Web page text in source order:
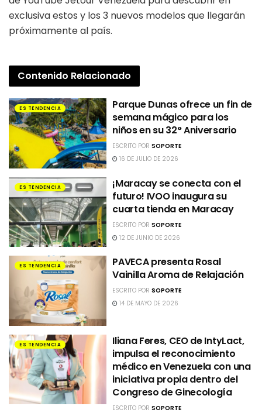
exclusiva estos y los 3 nuevos modelos que llegarán
próximamente al país.
Contenido Relacionado
ES TENDENCIA
Parque Dunas ofrece un fin de
semana mágico para los
niños en su 32° Aniversario
ESCRITO PORSOPORTE
16 DE JULIO DE 2026
ES TENDENCIA
¡Maracay se conecta con el
futuro! IVOO inaugura su
cuarta tienda en Maracay
ESCRITO PORSOPORTE
12 DE JUNIO DE 2026
ES TENDENCIA
PAVECA presenta Rosal
Vainilla Aroma de Relajación
ESCRITO PORSOPORTE
14 DE MAYO DE 2026
ES TENDENCIA
Iliana Feres, CEO de IntyLact,
impulsa el reconocimiento
médico en Venezuela con una
iniciativa propia dentro del
Congreso de Ginecología
ESCRITO PORSOPORTE